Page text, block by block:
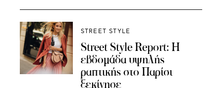
STREET STYLE
Street Style Report: Η
εβδομάδα υψηλής
ραπτικής στο Παρίσι
ξεκίνησε